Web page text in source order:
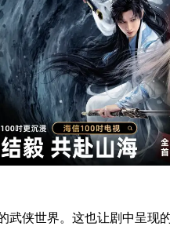
侠世界。这也让剧中呈